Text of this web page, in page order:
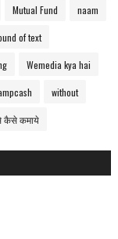
Mutual Fund naam
of text
Wemedia kya hai
without
कैसे कमाये